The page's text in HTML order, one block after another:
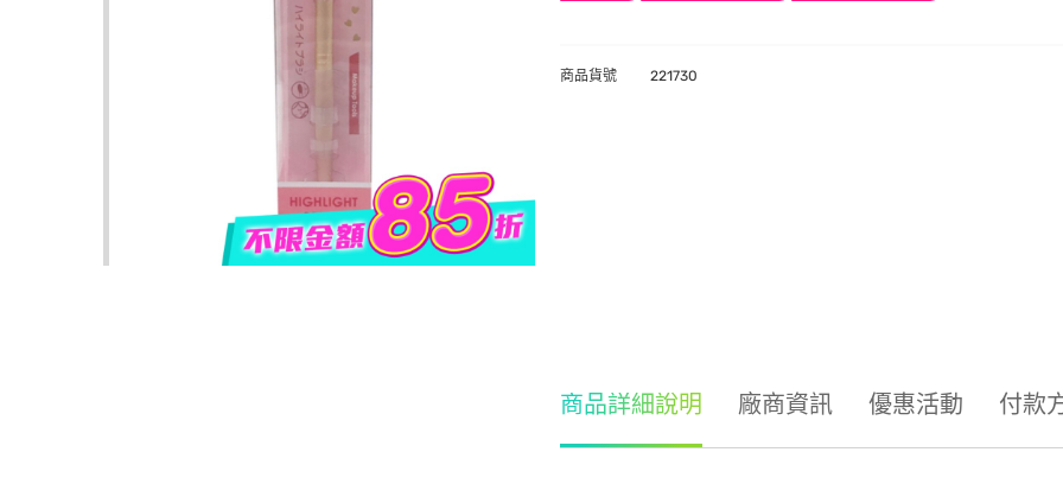
商品貨號 221730
商品詳細說明 廠商資訊 優惠活動 付款